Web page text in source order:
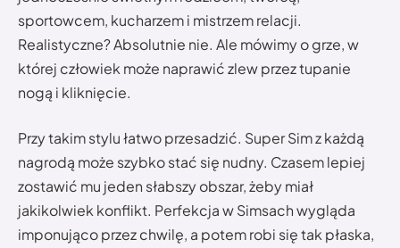
sportowcem, kucharzem i mistrzem relacji.
Realistyczne? Absolutnie nie. Ale mówimy o grze, w
której człowiek może naprawić zlew przez tupanie
nogą i kliknięcie.
Przy takim stylu łatwo przesadzić. Super Sim z każdą
nagrodą może szybko stać się nudny. Czasem lepiej
zostawić mu jeden słabszy obszar, żeby miał
jakikolwiek konflikt. Perfekcja w Simsach wygląda
imponująco przez chwilę, a potem robi się tak płaska,